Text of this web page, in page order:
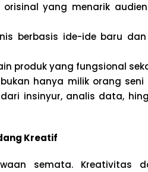
orisinal yang menarik
berbasis ide-ide baru
produk yang fungsional
hanya milik orang
insinyur, analis data,
Kreatif
semata. Kreativitas